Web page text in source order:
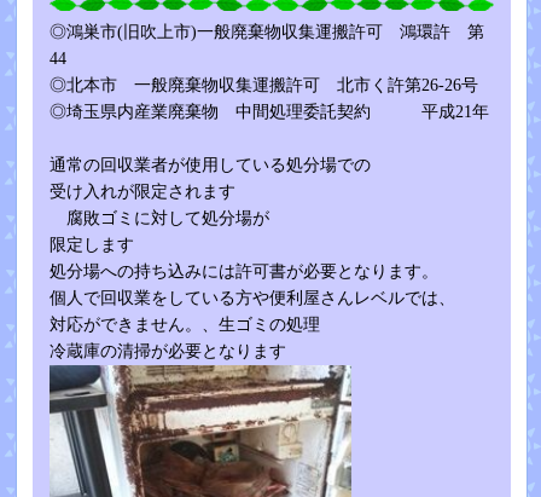
◎鴻巣市(旧吹上市)一般廃棄物収集運搬許可 鴻環許 第
44
◎北本市 一般廃棄物収集運搬許可 北市く許第26-26号
◎埼玉県内産業廃棄物 中間処理委託契約 平成21年
通常の回収業者が使用している処分場での
受け入れが限定されます
腐敗ゴミに対して処分場が
限定します
処分場への持ち込みには許可書が必要となります。
個人で回収業をしている方や便利屋さんレベルでは、
対応ができません。、生ゴミの処理
冷蔵庫の清掃が必要となります